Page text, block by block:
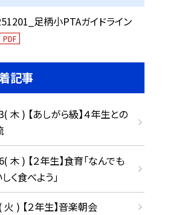
足柄小PTAガイドライン
PDF
記事
木 ) 【あしがら級】４年生との
木 ) 【２年生】食育「なんでも
く食べよう」
) 【２年生】音楽朝会